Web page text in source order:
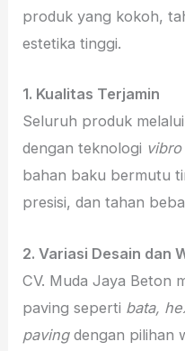
produk yang kokoh,
estetika tinggi.
1. Kualitas Terjamin
Seluruh produk
dengan teknologi
bahan baku bermutu
presisi, dan tahan
2. Variasi Desain dan
CV. Muda Jaya Beton
paving seperti bata,
pavingdengan pilihan